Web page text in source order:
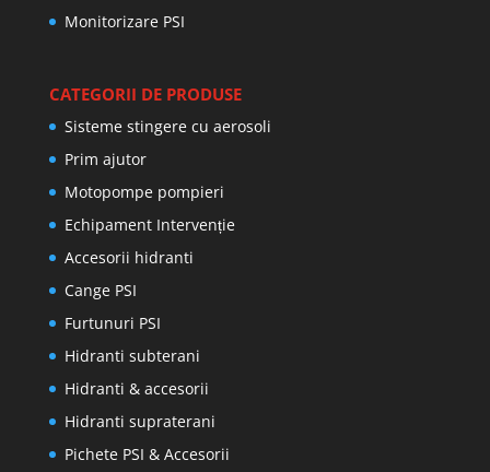
Monitorizare PSI
CATEGORII DE PRODUSE
Sisteme stingere cu aerosoli
Prim ajutor
Motopompe pompieri
Echipament Intervenție
Accesorii hidranti
Cange PSI
Furtunuri PSI
Hidranti subterani
Hidranti & accesorii
Hidranti supraterani
Pichete PSI & Accesorii